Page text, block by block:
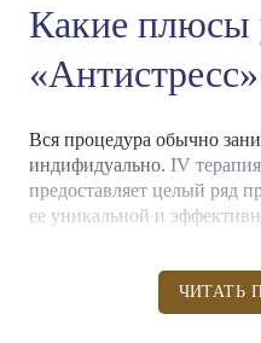
Какие плюсы
«Антистресс»
Вся процедура обычно
индифидуально. IV
предоставляет целый ряд
ее уникальной и
усвояемость и
доставляя их
ЧИТАТЬ